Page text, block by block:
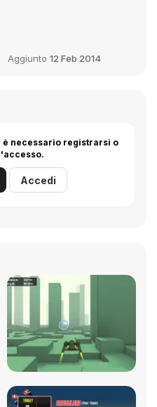
Aggiunto 12 Feb 2014
è necessario registrarsi o
Accedi